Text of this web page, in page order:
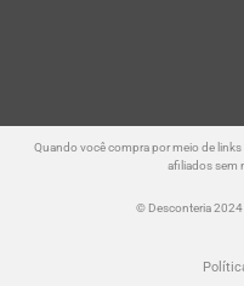
Quando você compra por meio de
afiliados sem
© Desconteria